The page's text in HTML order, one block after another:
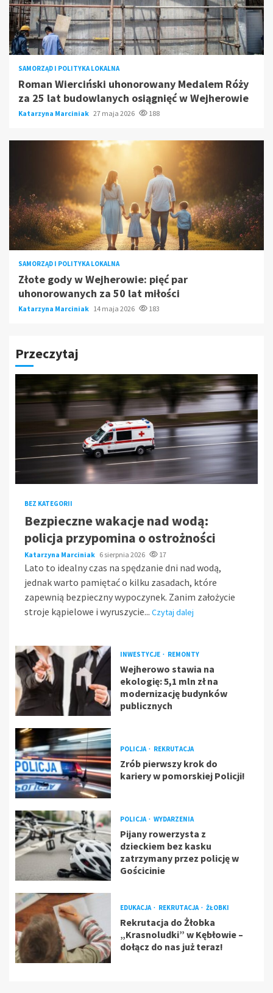
SAMORZĄD I POLITYKA LOKALNA
Roman Wierciński uhonorowany Medalem Róży
za 25 lat budowlanych osiągnięć w Wejherowie
Katarzyna Marciniak 27 maja 2026 188
SAMORZĄD I POLITYKA LOKALNA
Złote gody w Wejherowie: pięć par
uhonorowanych za 50 lat miłości
Katarzyna Marciniak 14 maja 2026 183
Przeczytaj
BEZ KATEGORII
Bezpieczne wakacje nad wodą:
policja przypomina o ostrożności
Katarzyna Marciniak 6 sierpnia 2026 17
Lato to idealny czas na spędzanie dni nad wodą,
jednak warto pamiętać o kilku zasadach, które
zapewnią bezpieczny wypoczynek. Zanim założycie
stroje kąpielowe i wyruszycie... Czytaj dalej
INWESTYCJE REMONTY
Wejherowo stawia na
ekologię: 5,1 mln zł na
modernizację budynków
publicznych
POLICJA REKRUTACJA
Zrób pierwszy krok do
kariery w pomorskiej Policji!
POLICJA WYDARZENIA
Pijany rowerzysta z
dzieckiem bez kasku
zatrzymany przez policję w
Gościcinie
EDUKACJA REKRUTACJA ŻŁOBKI
Rekrutacja do Żłobka
„Krasnoludki” w Kębłowie –
dołącz do nas już teraz!